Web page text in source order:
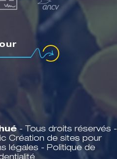
- Tous droits réservés -
Création de sites pour
légales - Politique de